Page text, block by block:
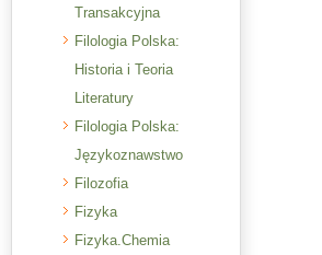
Transakcyjna
Filologia Polska:
Historia i Teoria
Literatury
Filologia Polska:
Językoznawstwo
Filozofia
Fizyka
Fizyka.Chemia